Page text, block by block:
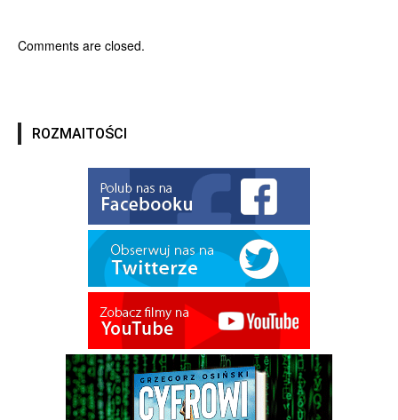
Comments are closed.
ROZMAITOŚCI